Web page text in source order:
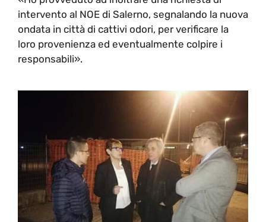
intervento al NOE di Salerno, segnalando la nuova
ondata in città di cattivi odori, per verificare la
loro provenienza ed eventualmente colpire i
responsabili».